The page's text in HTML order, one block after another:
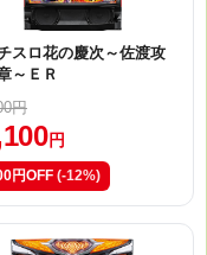
スロ花の慶次～佐渡攻
～ＥＲ
円
円
円OFF (-12%)